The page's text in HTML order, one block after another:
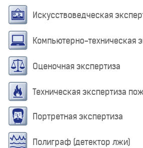
Искусствоведческая
Компьютерно-техническая
Оценочная экспертиза
Техническая экспертиза
Портретная экспертиза
Полиграф (детектор лжи)